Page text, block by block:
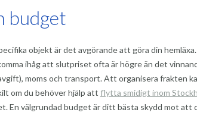
budget
objekt är det avgörande att göra din
ihåg att slutpriset ofta är högre än det
moms och transport. Att organisera frakten
om du behöver hjälp att flytta smidigt inom
En välgrundad budget är ditt bästa skydd mot